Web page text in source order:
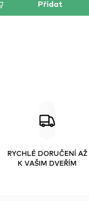
Přidat
RYCHLÉ DORUČENÍ AŽ
K VAŠIM DVEŘÍM